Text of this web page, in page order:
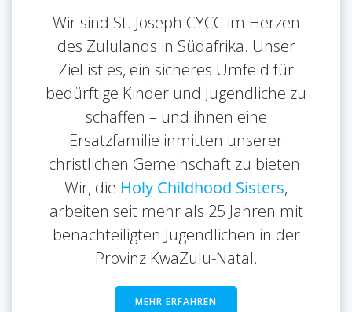
Wir sind St. Joseph CYCC im Herzen
des Zululands in Südafrika. Unser
Ziel ist es, ein sicheres Umfeld für
bedürftige Kinder und Jugendliche zu
schaffen – und ihnen eine
Ersatzfamilie inmitten unserer
christlichen Gemeinschaft zu bieten.
Wir, die Holy Childhood Sisters,
arbeiten seit mehr als 25 Jahren mit
benachteiligten Jugendlichen in der
Provinz KwaZulu-Natal.
MEHR ERFAHREN